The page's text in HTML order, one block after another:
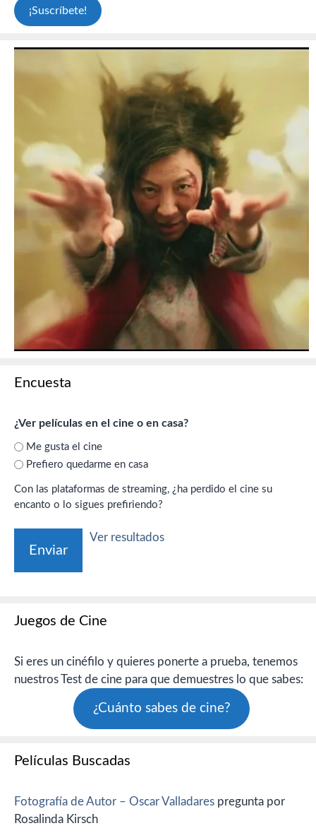
Encuesta
¿Ver películas en el cine o en casa?
Me gusta el cine
Prefiero quedarme en casa
Con las plataformas de streaming, ¿ha perdido el cine su
encanto o lo sigues prefiriendo?
Ver resultados
Juegos de Cine
Si eres un cinéfilo y quieres ponerte a prueba, tenemos
nuestros Test de cine para que demuestres lo que sabes:
¿Cuánto sabes de cine?
Películas Buscadas
Fotografía de Autor – Oscar Valladares pregunta por
Rosalinda Kirsch